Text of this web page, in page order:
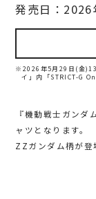
発売日：
※2026年5月29日(金)13
イ」内
「STRICT-G
『機動戦士ガン
ャツとなります。
ZZガンダム柄が登